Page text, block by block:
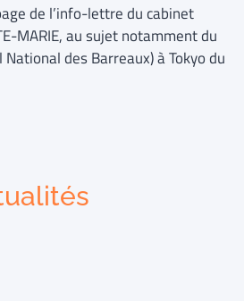
de l’info-lettre du cabinet
MARIE, au sujet notamment du
des Barreaux) à Tokyo du